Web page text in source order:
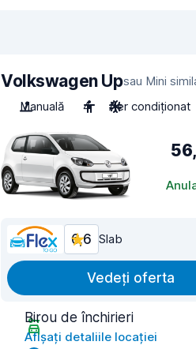
Volkswagen Upsau Mini
Manuală
4 Aer condiționat
6,6 Slab
Vedeți oferta
Birou de închirieri
Afișați detaliile locației